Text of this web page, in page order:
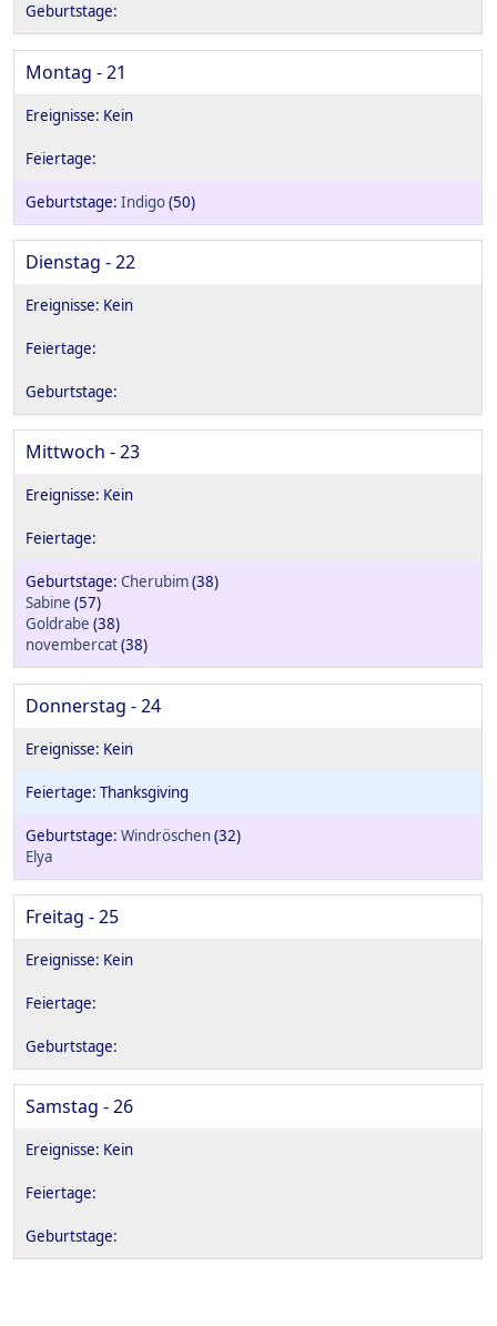
Montag - 21
Indigo(50)
Dienstag - 22
Mittwoch - 23
Cherubim(38)
Sabine (57)
Goldrabe (38)
novembercat(38)
Donnerstag - 24
Thanksgiving
Windröschen(32)
Elya
Freitag - 25
Samstag - 26